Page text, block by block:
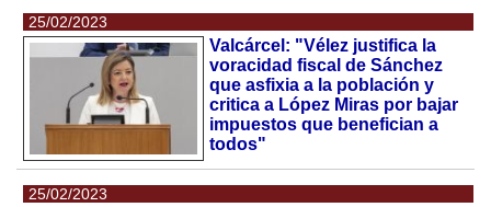
25/02/2023
Valcárcel: "Vélez justifica la
voracidad fiscal de Sánchez
que asfixia a la población y
critica a López Miras por bajar
impuestos que benefician a
todos"
25/02/2023